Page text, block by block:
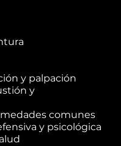
y palpación
y
comunes
y psicológica